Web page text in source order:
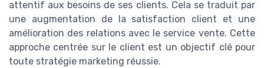
attentif aux besoins de ses clients. Cela se traduit par
une augmentation de la satisfaction client et une
amélioration des relations avec le service vente. Cette
approche centrée sur le client est un objectif clé pour
toute stratégie marketing réussie.